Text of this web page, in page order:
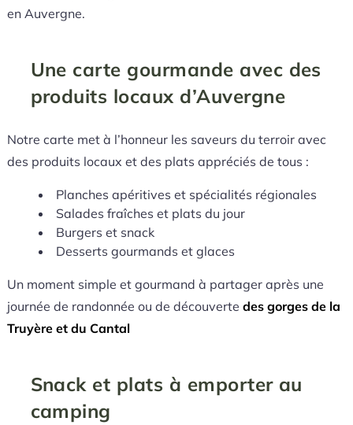
en Auvergne.
Une carte gourmande avec des
produits locaux d’Auvergne
Notre carte met à l’honneur les saveurs du terroir avec
des produits locaux et des plats appréciés de tous :
Planches apéritives et spécialités régionales
Salades fraîches et plats du jour
Burgers et snack
Desserts gourmands et glaces
Un moment simple et gourmand à partager après une
journée de randonnée ou de découverte des gorges de la
Truyère et du Cantal
Snack et plats à emporter au
camping